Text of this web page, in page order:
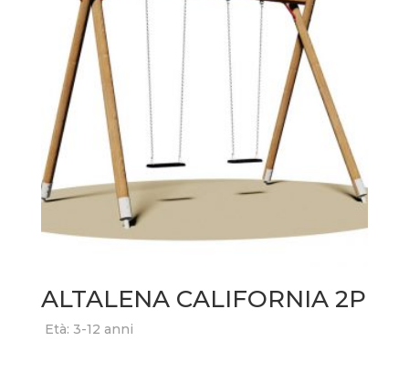
ALTALENA CALIFORNIA 2P
Età: 3-12 anni